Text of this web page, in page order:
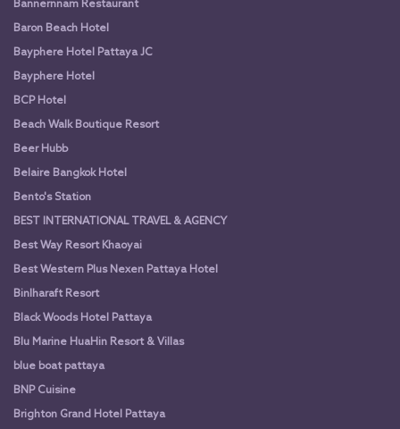
Bannernnam Restaurant
Baron Beach Hotel
Bayphere Hotel Pattaya JC
Bayphere Hotel
BCP Hotel
Beach Walk Boutique Resort
Beer Hubb
Belaire Bangkok Hotel
Bento's Station
BEST INTERNATIONAL TRAVEL & AGENCY
Best Way Resort Khaoyai
Best Western Plus Nexen Pattaya Hotel
Binlharaft Resort
Black Woods Hotel Pattaya
Blu Marine HuaHin Resort & Villas
blue boat pattaya
BNP Cuisine
Brighton Grand Hotel Pattaya